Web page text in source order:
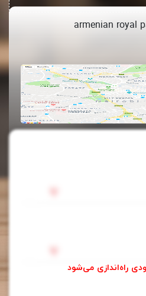
armenian royal